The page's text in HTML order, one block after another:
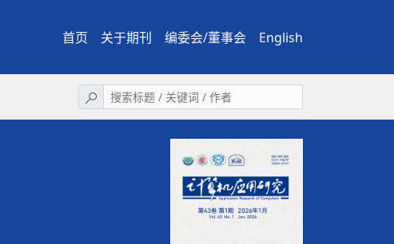
首页 关于期刊 编委会/董事会 English